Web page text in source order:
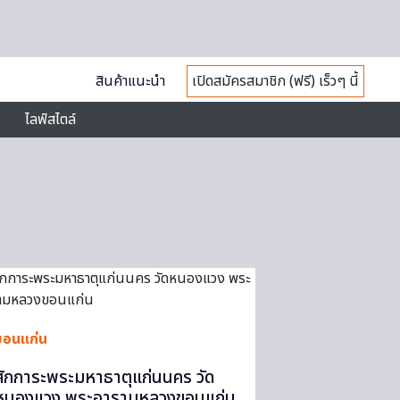
สินค้าแนะนำ
เปิดสมัครสมาชิก (ฟรี) เร็วๆ นี้
ไลฟ์สไตล์
นแก่น
การะพระมหาธาตุแก่นนคร วัด